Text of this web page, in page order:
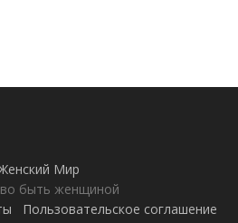
Мир
быть женщиной
Пользовательское соглашение